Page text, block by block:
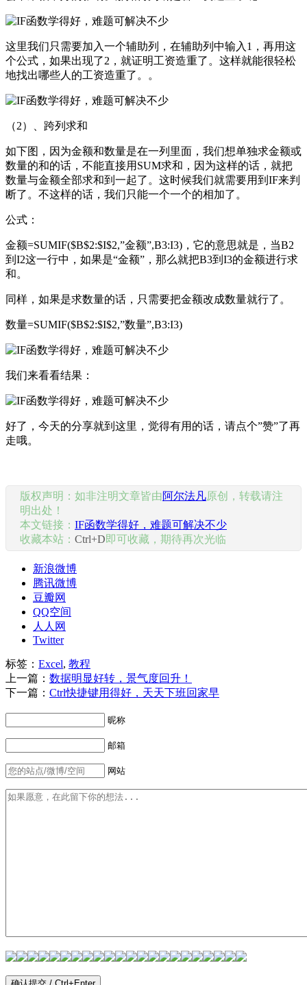
这里我们只需要加入一个辅助列，在辅助列中输入1，再用这
个公式，如果出现了2，就证明工资造重了。这样就能很轻松
地找出哪些人的工资造重了。。
（2）、跨列求和
如下图，因为金额和数量是在一列里面，我们想单独求金额或
数量的和的话，不能直接用SUM求和，因为这样的话，就把
数量与金额全部求和到一起了。这时候我们就需要用到IF来判
断了。不这样的话，我们只能一个一个的相加了。
公式：
金额=SUMIF($B$2:$I$2,”金额”,B3:I3)，它的意思就是，当B2
到I2这一行中，如果是“金额”，那么就把B3到I3的金额进行求
和。
同样，如果是求数量的话，只需要把金额改成数量就行了。
数量=SUMIF($B$2:$I$2,”数量”,B3:I3)
我们来看看结果：
好了，今天的分享就到这里，觉得有用的话，请点个”赞”了再
走哦。
版权声明：如非注明文章皆由阿尔法凡原创，转载请注
明出处！
本文链接： IF函数学得好，难题可解决不少
收藏本站： Ctrl+D即可收藏，期待再次光临
新浪微博
腾讯微博
豆瓣网
QQ空间
人人网
Twitter
标签： Excel, 教程
上一篇： 数据明显好转，景气度回升！
下一篇： Ctrl快捷键用得好，天天下班回家早
昵称
邮箱
网站